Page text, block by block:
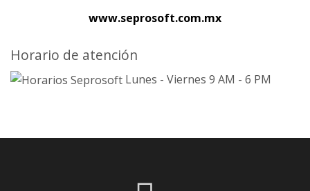
www.seprosoft.com.mx
Horario de atención
Lunes - Viernes 9 AM - 6 PM